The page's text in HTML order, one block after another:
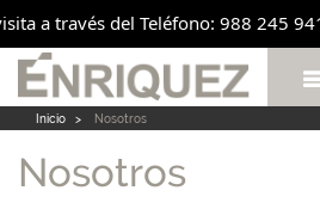
a través del Teléfono: 988 245

Inicio > Nosotros
Nosotros